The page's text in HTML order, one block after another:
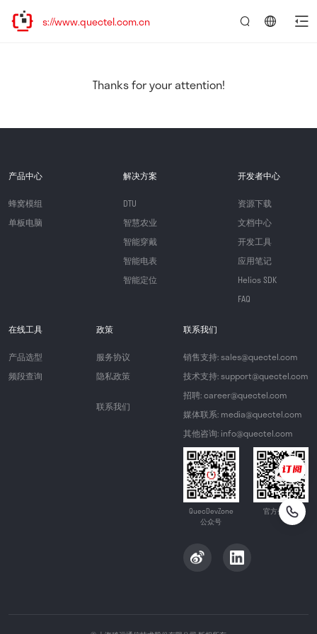
：https://www.quectel.com.cn
Thanks for your attention!
产品中心
蜂窝模组
单板电脑
解决方案
DTU
智慧农业
智能穿戴
智能电表
智能定位
开发者中心
资源下载
文档中心
开发工具
应用笔记
Helios SDK
FAQ
在线工具
产品选型
频段查询
政策
服务协议
隐私政策
联系我们
联系我们
销售支持: sales@quectel.com
技术支持: support@quectel.com
招聘: career@quectel.com
媒体联系: media@quectel.com
其他咨询: info@quectel.com
QuecDevZone
公众号
官方公众号